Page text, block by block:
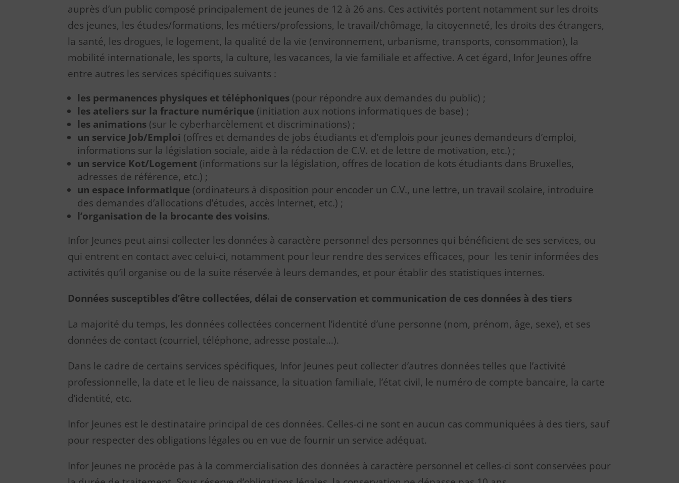
auprès d’un public composé principalement de jeunes de 12 à 26 ans. Ces activités portent notamment sur les droits
des jeunes, les études/formations, les métiers/professions, le travail/chômage, la citoyenneté, les droits des étrangers,
la santé, les drogues, le logement, la qualité de la vie (environnement, urbanisme, transports, consommation), la
mobilité internationale, les sports, la culture, les vacances, la vie familiale et affective. A cet égard, Infor Jeunes offre
entre autres les services spécifiques suivants :
les permanences physiques et téléphoniques (pour répondre aux demandes du public) ;
les ateliers sur la fracture numérique (initiation aux notions informatiques de base) ;
les animations (sur le cyberharcèlement et discriminations) ;
un service Job/Emploi (offres et demandes de jobs étudiants et d’emplois pour jeunes demandeurs d’emploi,
informations sur la législation sociale, aide à la rédaction de C.V. et de lettre de motivation, etc.) ;
un service Kot/Logement (informations sur la législation, offres de location de kots étudiants dans Bruxelles,
adresses de référence, etc.) ;
un espace informatique (ordinateurs à disposition pour encoder un C.V., une lettre, un travail scolaire, introduire
des demandes d’allocations d’études, accès Internet, etc.) ;
l’organisation de la brocante des voisins.
Infor Jeunes peut ainsi collecter les données à caractère personnel des personnes qui bénéficient de ses services, ou
qui entrent en contact avec celui-ci, notamment pour leur rendre des services efficaces, pour les tenir informées des
activités qu’il organise ou de la suite réservée à leurs demandes, et pour établir des statistiques internes.
Données susceptibles d’être collectées, délai de conservation et communication de ces données à des tiers
La majorité du temps, les données collectées concernent l’identité d’une personne (nom, prénom, âge, sexe), et ses
données de contact (courriel, téléphone, adresse postale…).
Dans le cadre de certains services spécifiques, Infor Jeunes peut collecter d’autres données telles que l’activité
professionnelle, la date et le lieu de naissance, la situation familiale, l’état civil, le numéro de compte bancaire, la carte
d’identité, etc.
Infor Jeunes est le destinataire principal de ces données. Celles-ci ne sont en aucun cas communiquées à des tiers, sauf
pour respecter des obligations légales ou en vue de fournir un service adéquat.
Infor Jeunes ne procède pas à la commercialisation des données à caractère personnel et celles-ci sont conservées pour